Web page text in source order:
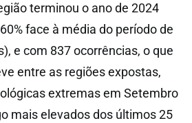
terminou o ano de 2024
face à média do período de
e com 837 ocorrências, o que
entre as regiões expostas,
extremas em Setembro
mais elevados dos últimos 25